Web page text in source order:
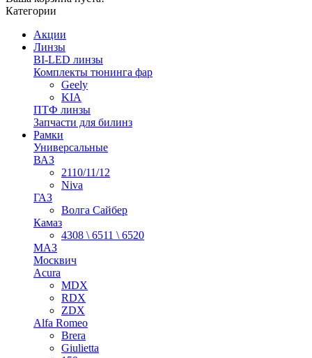
Категории
Акции
Линзы
BI-LED линзы
Комплекты тюнинга фар
Geely
KIA
ПТФ линзы
Запчасти для билинз
Рамки
Универсальные
ВАЗ
2110/11/12
Niva
ГАЗ
Волга Сайбер
Камаз
4308 \ 6511 \ 6520
МАЗ
Москвич
Acura
MDX
RDX
ZDX
Alfa Romeo
Brera
Giulietta